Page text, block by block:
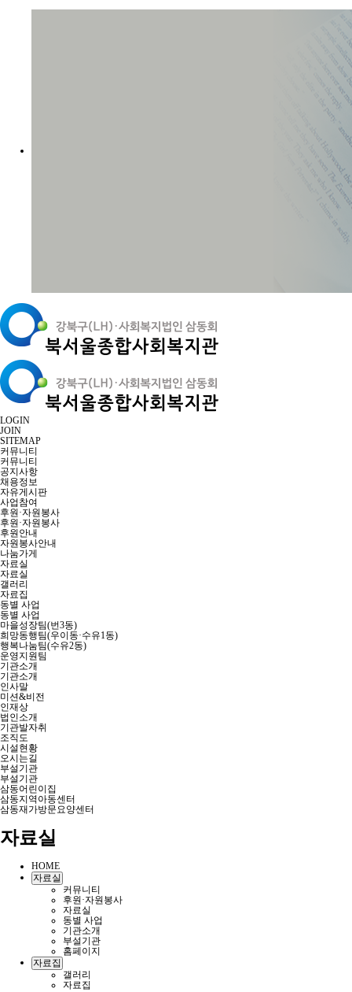
LOGIN
JOIN
SITEMAP
커뮤니티
커뮤니티
공지사항
채용정보
자유게시판
사업참여
후원·자원봉사
후원·자원봉사
후원안내
자원봉사안내
나눔가게
자료실
자료실
갤러리
자료집
동별 사업
동별 사업
마을성장팀(번3동)
희망동행팀(우이동·수유1동)
행복나눔팀(수유2동)
운영지원팀
기관소개
기관소개
인사말
미션&비전
인재상
법인소개
기관발자취
조직도
시설현황
오시는길
부설기관
부설기관
삼동어린이집
삼동지역아동센터
삼동재가방문요양센터
자료실
HOME
자료실
커뮤니티
후원·자원봉사
자료실
동별 사업
기관소개
부설기관
홈페이지
자료집
갤러리
자료집